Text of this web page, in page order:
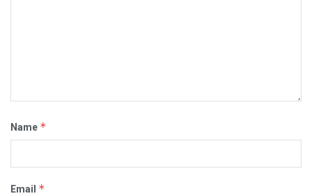
Name *
Email *